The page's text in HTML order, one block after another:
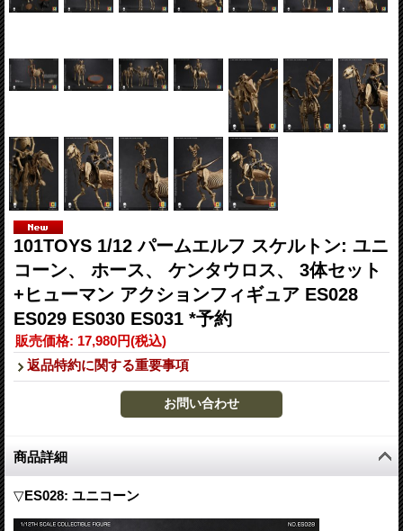
101TOYS 1/12 パームエルフ スケルトン: ユニ
コーン、 ホース、 ケンタウロス、 3体セット
+ヒューマン アクションフィギュア ES028
ES029 ES030 ES031 *予約
販売価格: 17,980円(税込)
返品特約に関する重要事項
商品詳細
▽ES028: ユニコーン